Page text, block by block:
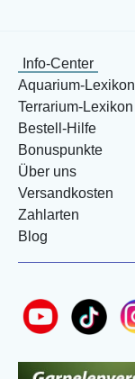
Info-Center
Aquarium-Lexikon
Terrarium-Lexikon
Bestell-Hilfe
Bonuspunkte
Über uns
Versandkosten
Zahlarten
Blog